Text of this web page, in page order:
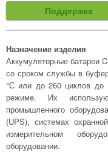
Поддержка
Назначение изделия
Аккумуляторные батареи
со сроком службы в
°С или до 260 циклов до
режиме. Их
промышленного
(UPS), системах
измерительном
оборудовании.